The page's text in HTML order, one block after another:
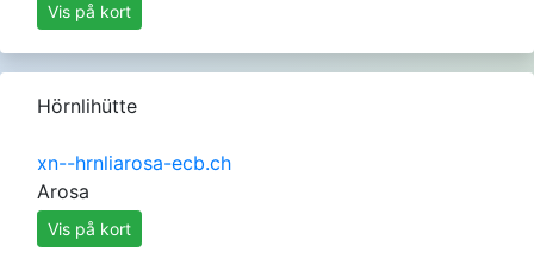
Vis på kort
Hörnlihütte
xn--hrnliarosa-ecb.ch
Arosa
Vis på kort